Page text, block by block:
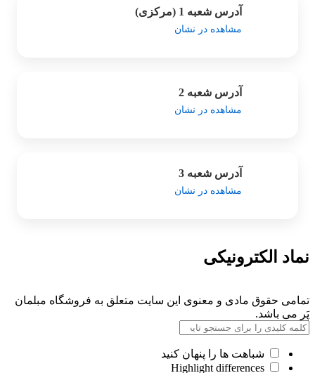
آدرس شعبه 1 (مرکزی)
مشاهده در نشان
آدرس شعبه 2
مشاهده در نشان
آدرس شعبه 3
مشاهده در نشان
نماد الکترونیکی
تمامی حقوق مادی و معنوی این سایت متعلق به فروشگاه مبلمان
پَر می باشد.
شباهت ها را پنهان کنید